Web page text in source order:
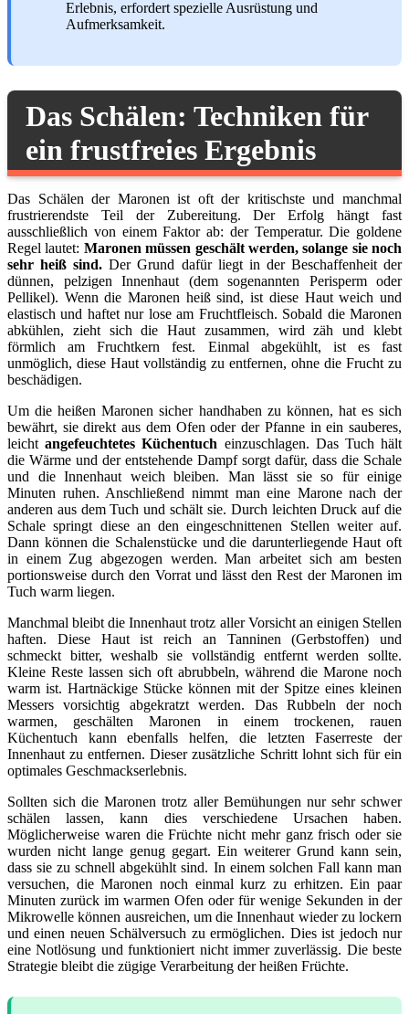
Erlebnis, erfordert spezielle Ausrüstung und
Aufmerksamkeit.
Das Schälen: Techniken für
ein frustfreies Ergebnis
Das Schälen der Maronen ist oft der kritischste und manchmal
frustrierendste Teil der Zubereitung. Der Erfolg hängt fast
ausschließlich von einem Faktor ab: der Temperatur. Die goldene
Regel lautet: Maronen müssen geschält werden, solange sie noch
sehr heiß sind. Der Grund dafür liegt in der Beschaffenheit der
dünnen, pelzigen Innenhaut (dem sogenannten Perisperm oder
Pellikel). Wenn die Maronen heiß sind, ist diese Haut weich und
elastisch und haftet nur lose am Fruchtfleisch. Sobald die Maronen
abkühlen, zieht sich die Haut zusammen, wird zäh und klebt
förmlich am Fruchtkern fest. Einmal abgekühlt, ist es fast
unmöglich, diese Haut vollständig zu entfernen, ohne die Frucht zu
beschädigen.
Um die heißen Maronen sicher handhaben zu können, hat es sich
bewährt, sie direkt aus dem Ofen oder der Pfanne in ein sauberes,
leichtangefeuchtetes Küchentuch einzuschlagen. Das Tuch hält
die Wärme und der entstehende Dampf sorgt dafür, dass die Schale
und die Innenhaut weich bleiben. Man lässt sie so für einige
Minuten ruhen. Anschließend nimmt man eine Marone nach der
anderen aus dem Tuch und schält sie. Durch leichten Druck auf die
Schale springt diese an den eingeschnittenen Stellen weiter auf.
Dann können die Schalenstücke und die darunterliegende Haut oft
in einem Zug abgezogen werden. Man arbeitet sich am besten
portionsweise durch den Vorrat und lässt den Rest der Maronen im
Tuch warm liegen.
Manchmal bleibt die Innenhaut trotz aller Vorsicht an einigen Stellen
haften. Diese Haut ist reich an Tanninen (Gerbstoffen) und
schmeckt bitter, weshalb sie vollständig entfernt werden sollte.
Kleine Reste lassen sich oft abrubbeln, während die Marone noch
warm ist. Hartnäckige Stücke können mit der Spitze eines kleinen
Messers vorsichtig abgekratzt werden. Das Rubbeln der noch
warmen, geschälten Maronen in einem trockenen, rauen
Küchentuch kann ebenfalls helfen, die letzten Faserreste der
Innenhaut zu entfernen. Dieser zusätzliche Schritt lohnt sich für ein
optimales Geschmackserlebnis.
Sollten sich die Maronen trotz aller Bemühungen nur sehr schwer
schälen lassen, kann dies verschiedene Ursachen haben.
Möglicherweise waren die Früchte nicht mehr ganz frisch oder sie
wurden nicht lange genug gegart. Ein weiterer Grund kann sein,
dass sie zu schnell abgekühlt sind. In einem solchen Fall kann man
versuchen, die Maronen noch einmal kurz zu erhitzen. Ein paar
Minuten zurück im warmen Ofen oder für wenige Sekunden in der
Mikrowelle können ausreichen, um die Innenhaut wieder zu lockern
und einen neuen Schälversuch zu ermöglichen. Dies ist jedoch nur
eine Notlösung und funktioniert nicht immer zuverlässig. Die beste
Strategie bleibt die zügige Verarbeitung der heißen Früchte.